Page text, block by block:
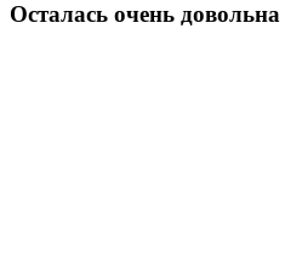
Осталась очень довольна